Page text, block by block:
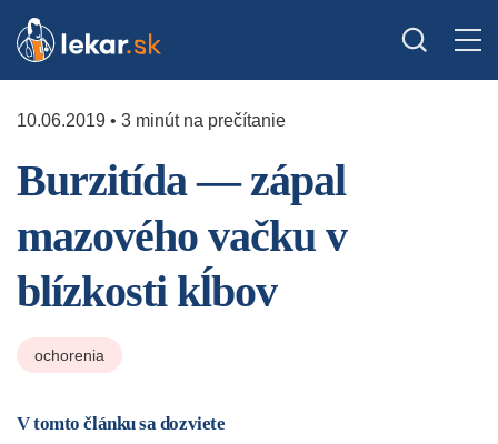
10.06.2019 • 3 minút na prečítanie
Burzitída — zápal
mazového vačku v
blízkosti kĺbov
ochorenia
V tomto článku sa dozviete